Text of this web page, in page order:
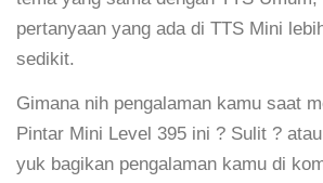
pertanyaan yang ada di TTS Mini
sedikit.
Gimana nih pengalaman kamu saat
Pintar Mini Level 395 ini ? Sulit ?
yuk bagikan pengalaman kamu di